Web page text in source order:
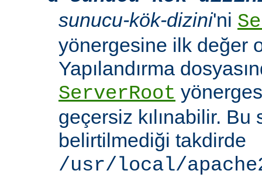
sunucu-kök-dizini'ni
yönergesine ilk değer
Yapılandırma
ServerRoot
geçersiz kılınabilir. Bu
belirtilmediği takdirde
/usr/local/